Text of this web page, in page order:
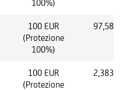
100%)
100 EUR
(Protezione
100%)
97,58
100 EUR
(Protezione
2,383